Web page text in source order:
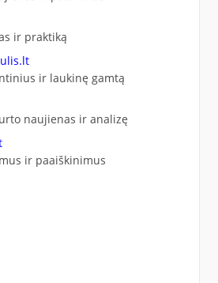
ir praktiką
ir laukinę gamtą
naujienas ir analizę
ir paaiškinimus